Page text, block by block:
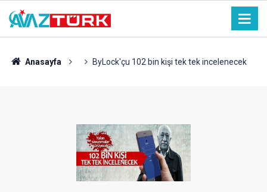
Anasayfa ByLock'çu 102 bin kişi tek tek incelenecek